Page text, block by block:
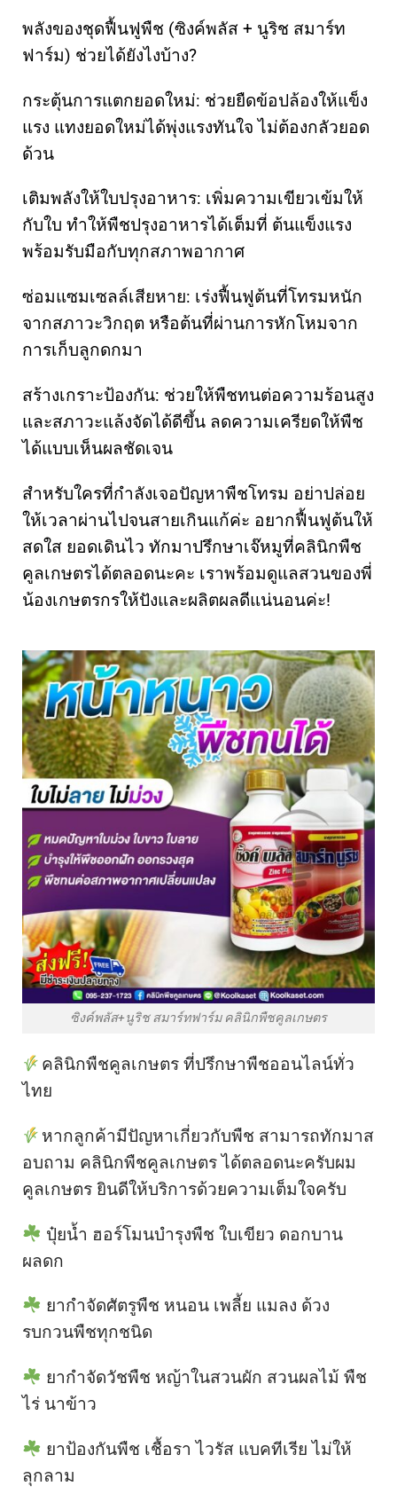
พลังของชุดฟื้นฟูพืช (ซิงค์พลัส + นูริช สมาร์ท
ฟาร์ม) ช่วยได้ยังไงบ้าง?
กระตุ้นการแตกยอดใหม่: ช่วยยืดข้อปล้องให้แข็ง
แรง แทงยอดใหม่ได้พุ่งแรงทันใจ ไม่ต้องกลัวยอด
ด้วน
เติมพลังให้ใบปรุงอาหาร: เพิ่มความเขียวเข้มให้
กับใบ ทำให้พืชปรุงอาหารได้เต็มที่ ต้นแข็งแรง
พร้อมรับมือกับทุกสภาพอากาศ
ซ่อมแซมเซลล์เสียหาย: เร่งฟื้นฟูต้นที่โทรมหนัก
จากสภาวะวิกฤต หรือต้นที่ผ่านการหักโหมจาก
การเก็บลูกดกมา
สร้างเกราะป้องกัน: ช่วยให้พืชทนต่อความร้อนสูง
และสภาวะแล้งจัดได้ดีขึ้น ลดความเครียดให้พืช
ได้แบบเห็นผลชัดเจน
สำหรับใครที่กำลังเจอปัญหาพืชโทรม อย่าปล่อย
ให้เวลาผ่านไปจนสายเกินแก้ค่ะ อยากฟื้นฟูต้นให้
สดใส ยอดเดินไว ทักมาปรึกษาเจ๊หมูที่คลินิกพืช
คูลเกษตรได้ตลอดนะคะ เราพร้อมดูแลสวนของพี่
น้องเกษตรกรให้ปังและผลิตผลดีแน่นอนค่ะ!
ซิงค์พลัส+นูริช สมาร์ทฟาร์ม คลินิกพืชคูลเกษตร
คลินิกพืชคูลเกษตร ที่ปรึกษาพืชออนไลน์ทั่ว
ไทย
หากลูกค้ามีปัญหาเกี่ยวกับพืช สามารถทักมาส
อบถาม คลินิกพืชคูลเกษตร ได้ตลอดนะครับผม
คูลเกษตร ยินดีให้บริการด้วยความเต็มใจครับ
ปุ๋ยน้ำ ฮอร์โมนบำรุงพืช ใบเขียว ดอกบาน
ผลดก
ยากำจัดศัตรูพืช หนอน เพลี้ย แมลง ด้วง
รบกวนพืชทุกชนิด
ยากำจัดวัชพืช หญ้าในสวนผัก สวนผลไม้ พืช
ไร่ นาข้าว
ยาป้องกันพืช เชื้อรา ไวรัส แบคทีเรีย ไม่ให้
ลุกลาม